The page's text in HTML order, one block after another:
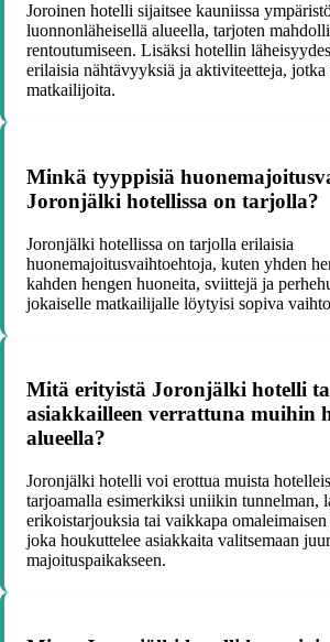
Joroinen hotelli sijaitsee kauniissa
luonnonläheisellä alueella, tarjoten
rentoutumiseen. Lisäksi hotellin
erilaisia nähtävyyksiä ja aktiviteetteja,
matkailijoita.
Minkä tyyppisiä
Joronjälki hotellissa on tarjolla?
Joronjälki hotellissa on tarjolla erilaisia
huonemajoitusvaihtoehtoja, kuten yhden
kahden hengen huoneita, sviittejä ja
jokaiselle matkailijalle löytyisi sopiva
Mitä erityistä Joronjälki hotelli
asiakkailleen verrattuna muihin
alueella?
Joronjälki hotelli voi erottua muista
tarjoamalla esimerkiksi uniikin tunnelman,
erikoistarjouksia tai vaikkapa
joka houkuttelee asiakkaita valitsemaan
majoituspaikakseen.